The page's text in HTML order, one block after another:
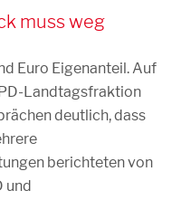
muss weg
Euro Eigenanteil. Auf
Landtagsfraktion
deutlich, dass
berichteten von
und